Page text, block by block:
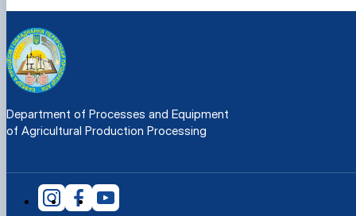
Department of Processes and Equipment
of Agricultural Production Processing